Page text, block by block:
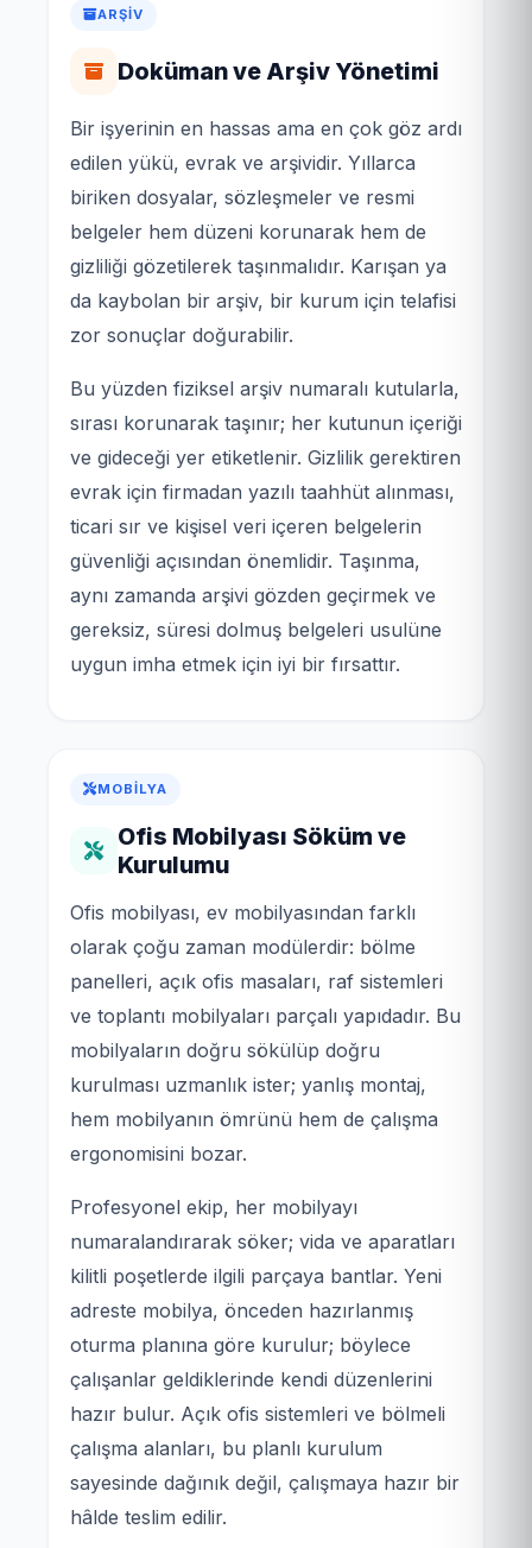
ARŞIV
Doküman ve Arşiv Yönetimi
Bir işyerinin en hassas ama en çok göz ardı
edilen yükü, evrak ve arşividir. Yıllarca
biriken dosyalar, sözleşmeler ve resmi
belgeler hem düzeni korunarak hem de
gizliliği gözetilerek taşınmalıdır. Karışan ya
da kaybolan bir arşiv, bir kurum için telafisi
zor sonuçlar doğurabilir.
Bu yüzden fiziksel arşiv numaralı kutularla,
sırası korunarak taşınır; her kutunun içeriği
ve gideceği yer etiketlenir. Gizlilik gerektiren
evrak için firmadan yazılı taahhüt alınması,
ticari sır ve kişisel veri içeren belgelerin
güvenliği açısından önemlidir. Taşınma,
aynı zamanda arşivi gözden geçirmek ve
gereksiz, süresi dolmuş belgeleri usulüne
uygun imha etmek için iyi bir fırsattır.
MOBILYA
Ofis Mobilyası Söküm ve
Kurulumu
Ofis mobilyası, ev mobilyasından farklı
olarak çoğu zaman modülerdir: bölme
panelleri, açık ofis masaları, raf sistemleri
ve toplantı mobilyaları parçalı yapıdadır. Bu
mobilyaların doğru sökülüp doğru
kurulması uzmanlık ister; yanlış montaj,
hem mobilyanın ömrünü hem de çalışma
ergonomisini bozar.
Profesyonel ekip, her mobilyayı
numaralandırarak söker; vida ve aparatları
kilitli poşetlerde ilgili parçaya bantlar. Yeni
adreste mobilya, önceden hazırlanmış
oturma planına göre kurulur; böylece
çalışanlar geldiklerinde kendi düzenlerini
hazır bulur. Açık ofis sistemleri ve bölmeli
çalışma alanları, bu planlı kurulum
sayesinde dağınık değil, çalışmaya hazır bir
hâlde teslim edilir.